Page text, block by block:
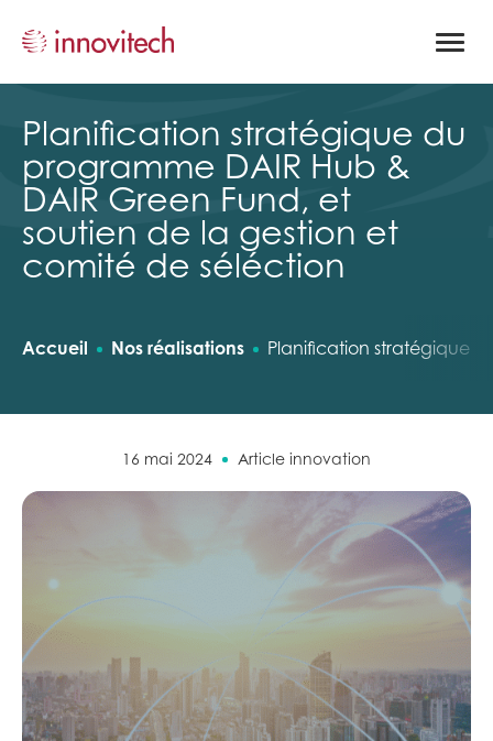
la
site
Planification stratégique du
programme DAIR Hub &
DAIR Green Fund, et
soutien de la gestion et
comité de séléction​
Accueil Nos réalisations Planification stratégique
16 mai 2024 Article innovation